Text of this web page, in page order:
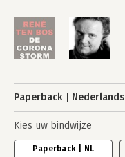
Paperback Nederlands
Kies uw bindwijze
Paperback | NL